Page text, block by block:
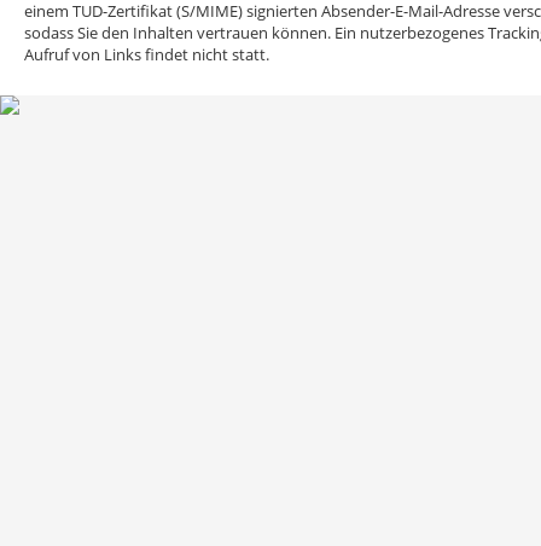
einem TUD-Zertifikat (S/MIME) signierten Absender-E-Mail-Adresse
sodass Sie den Inhalten vertrauen können. Ein nutzerbezogenes
Aufruf von Links findet nicht statt.